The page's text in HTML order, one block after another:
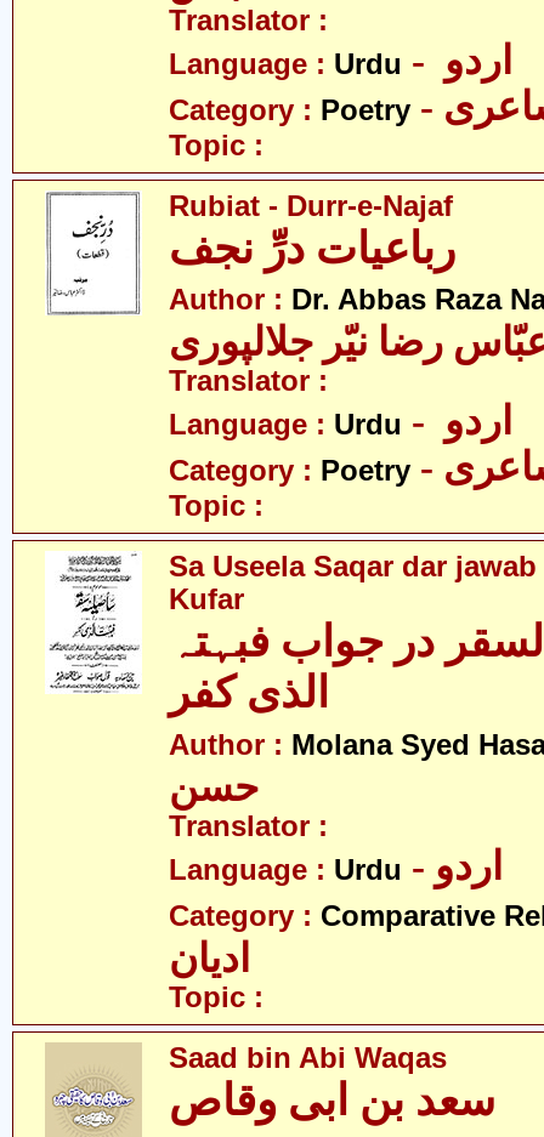
Translator :
Language : Urdu
Category : Poetry
Topic :
Rubiat - Durr-e-Najaf
رباعیات درِّ نجف
Author : Dr. Abbas Raza
رضا نیّر جلالپوری
Translator :
Language : Urdu
Category : Poetry
Topic :
Sa Useela Saqar dar
Kufar
در جواب فبہتہ
الذی کفر
Author : Molana Syed
حسن
Translator :
Language : Urdu - اردو
Category : Comparative
ادیان
Topic :
Saad bin Abi Waqas
سعد بن ابی وقاص